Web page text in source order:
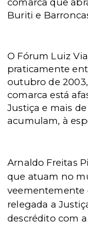
Buriti e
O Fórum Luiz
praticamente
outubro de
comarca está
Justiça e mais
acumulam, à
Arnaldo Freitas
que atuam no
veementemente
relegada a
descrédito com